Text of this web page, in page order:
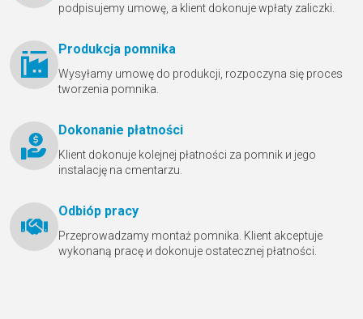
podpisujemy umowę, a klient dokonuje wpłaty zaliczki.
Produkcja pomnika
Wysyłamy umowę do produkcji, rozpoczyna się proces
tworzenia pomnika.
Dokonanie płatności
Klient dokonuje kolejnej płatności za pomnik и jego
instalację na cmentarzu.
Odbióр pracy
Przeprowadzamy montaż pomnika. Klient akceptuje
wykonaną pracę и dokonuje ostatecznej płatności.